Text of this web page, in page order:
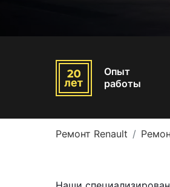
Опыт
работы
Ремонт Renault